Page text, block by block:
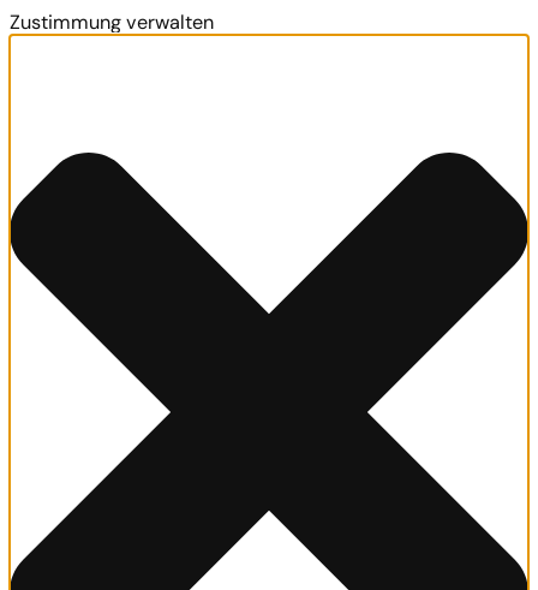
Zustimmung verwalten